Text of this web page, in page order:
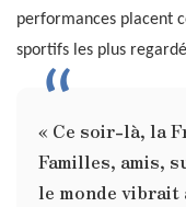
performances placent
sportifs les plus
« Ce soir-là, la
Familles, amis,
le monde vibrait